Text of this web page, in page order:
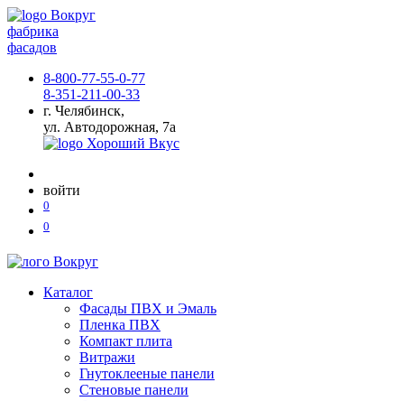
фабрика
фасадов
8-800-77-55-0-77
8-351-211-00-33
г. Челябинск,
ул. Автодорожная, 7а
войти
0
0
Каталог
Фасады ПВХ и Эмаль
Пленка ПВХ
Компакт плита
Витражи
Гнутоклееные панели
Стеновые панели